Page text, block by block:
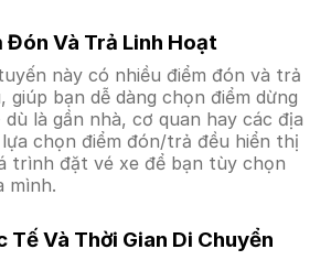
Đón Và Trả Linh Hoạt
này có nhiều điểm đón và trả
giúp bạn dễ dàng chọn điểm dừng
là gần nhà, cơ quan hay các địa
chọn điểm đón/trả đều hiển thị
trình đặt vé xe để bạn tùy chọn
mình.
Tế Và Thời Gian Di Chuyển